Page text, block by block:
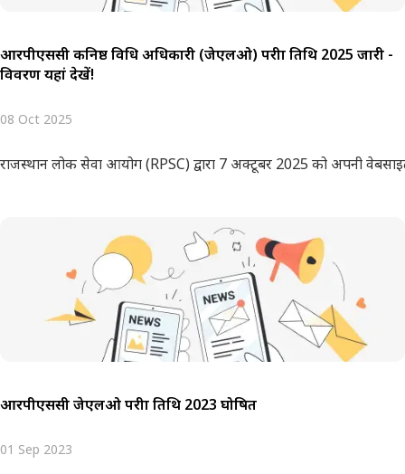
आरपीएससी कनिष्ठ विधि अधिकारी (जेएलओ) परीक्षा तिथि 2025 जारी -
विवरण यहां देखें!
08 Oct 2025
राजस्थान लोक सेवा आयोग (RPSC) द्वारा 7 अक्टूबर 2025 को अपनी
आरपीएससी जेएलओ परीक्षा तिथि 2023 घोषित
01 Sep 2023